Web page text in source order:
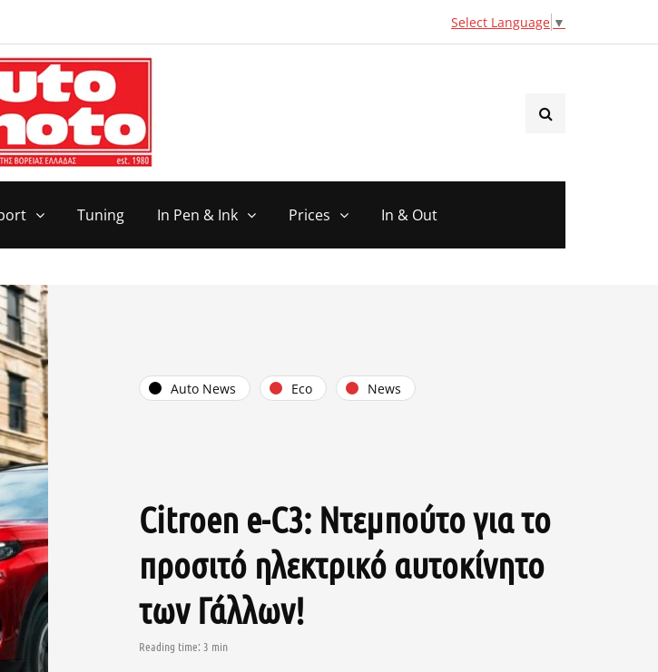
Select Language ▼
Tuning In Pen & Ink Prices In & Out
Auto News Eco News
Citroen e-C3: Ντεμπούτο για το
προσιτό ηλεκτρικό αυτοκίνητο
των Γάλλων!